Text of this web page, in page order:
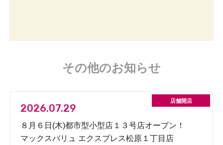
その他のお知らせ
2026.07.29
８月６日(木)都市型小型店１３号店オープン！
マックスバリュ エクスプレス松原１丁目店